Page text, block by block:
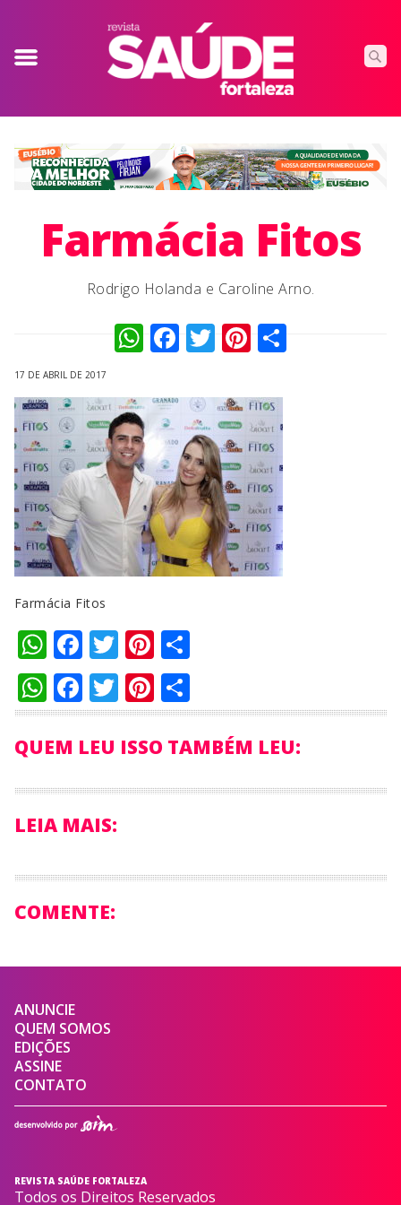
Farmácia Fitos
Rodrigo Holanda e Caroline Arno.
WhatsApp
Facebook
TwitterPinterest
17 DE ABRIL DE 2017
Farmácia Fitos
WhatsApp
Facebook
Twitter
Pinterest
Compartilhar
WhatsApp
Facebook
Twitter
Pinterest
Compartilhar
QUEM LEU ISSO TAMBÉM LEU:
LEIA MAIS:
COMENTE:
ANUNCIE
QUEM SOMOS
EDIÇÕES
ASSINE
CONTATO
REVISTA SAÚDE FORTALEZA
Todos os Direitos Reservados